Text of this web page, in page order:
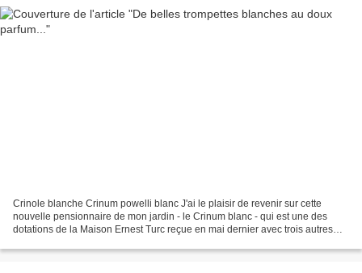
Crinole blanche Crinum powelli blanc J'ai le plaisir de revenir sur cette
nouvelle pensionnaire de mon jardin - le Crinum blanc - qui est une des
dotations de la Maison Ernest Turc reçue en mai dernier avec trois autres